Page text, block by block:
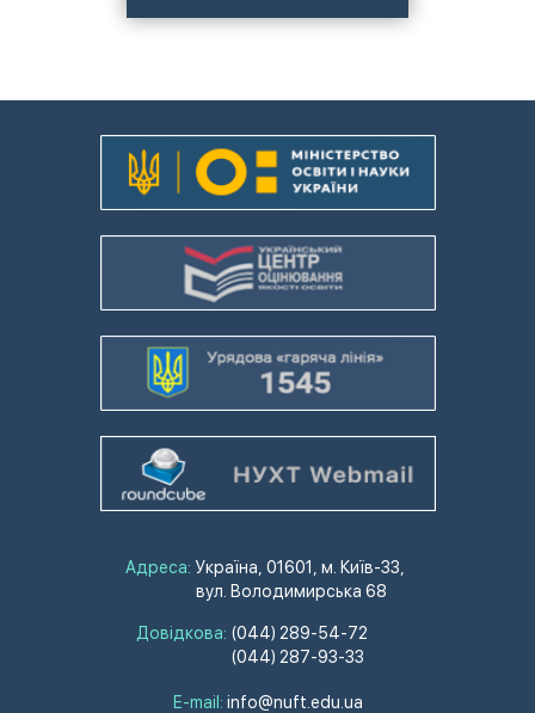
Адреса: Україна, 01601, м. Київ-33,
вул. Володимирська 68
Довідкова: (044) 289-54-72
(044) 287-93-33
E-mail: info@nuft.edu.ua